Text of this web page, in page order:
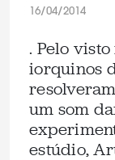
16/04/2014
. Pelo
iorquinos
um som
estúdio,